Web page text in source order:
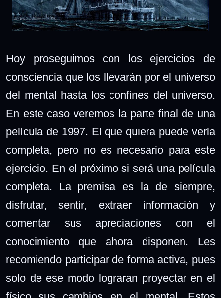
Hoy proseguimos con los ejercicios de
consciencia que los llevarán por el universo
del mental hasta los confines del universo.
En este caso veremos la parte final de una
película de 1997. El que quiera puede verla
completa, pero no es necesario para este
ejercicio. En el próximo si será una película
completa. La premisa es la de siempre,
disfrutar, sentir, extraer información y
comentar sus apreciaciones con el
conocimiento que ahora disponen. Les
recomiendo participar de forma activa, pues
solo de ese modo lograran proyectar en el